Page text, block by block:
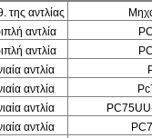
της αντλίας
αντλία
αντλία
αντλία
αντλία
αντλία
αντλία